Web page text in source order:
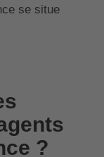
se situe
?